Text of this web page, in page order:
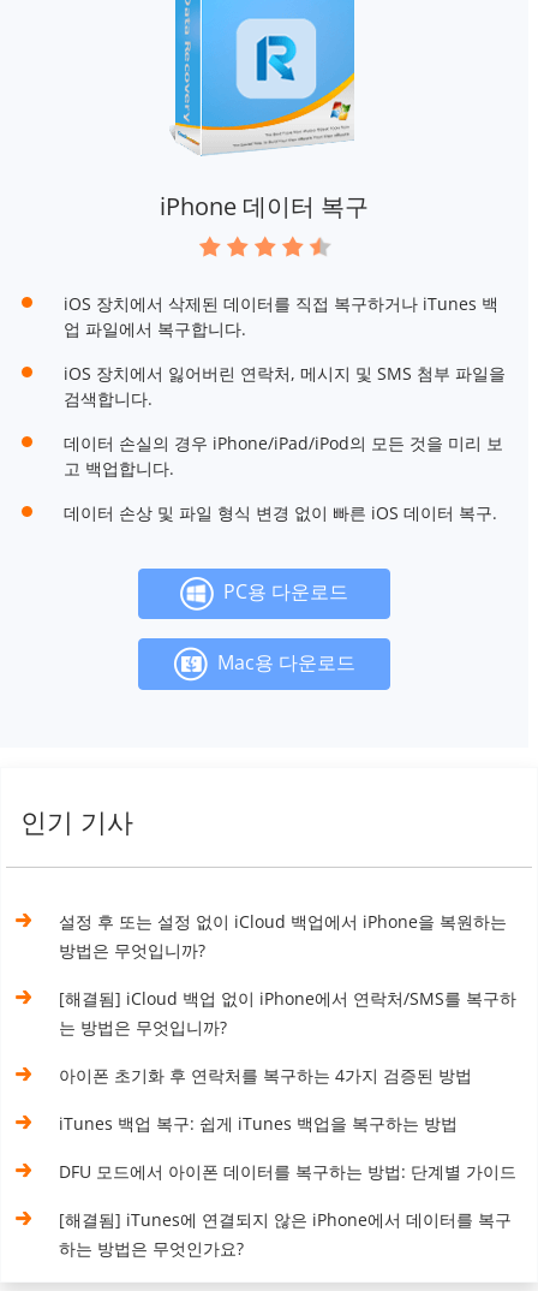
iPhone 데이터 복구
iOS 장치에서 삭제된 데이터를 직접 복구하거나 iTunes 백
업 파일에서 복구합니다.
iOS 장치에서 잃어버린 연락처, 메시지 및 SMS 첨부 파일을
검색합니다.
데이터 손실의 경우 iPhone/iPad/iPod의 모든 것을 미리 보
고 백업합니다.
데이터 손상 및 파일 형식 변경 없이 빠른 iOS 데이터 복구.
PC용 다운로드
Mac용 다운로드
인기 기사
설정 후 또는 설정 없이 iCloud 백업에서 iPhone을 복원하는
방법은 무엇입니까?
[해결됨] iCloud 백업 없이 iPhone에서 연락처/SMS를 복구하
는 방법은 무엇입니까?
아이폰 초기화 후 연락처를 복구하는 4가지 검증된 방법
iTunes 백업 복구: 쉽게 iTunes 백업을 복구하는 방법
DFU 모드에서 아이폰 데이터를 복구하는 방법: 단계별 가이드
[해결됨] iTunes에 연결되지 않은 iPhone에서 데이터를 복구
하는 방법은 무엇인가요?